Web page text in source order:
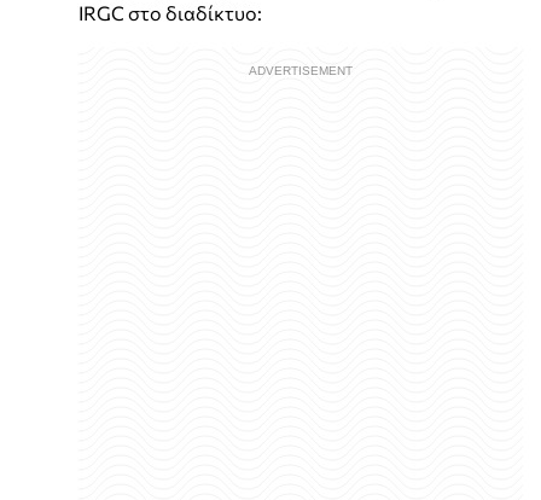
IRGC στο διαδίκτυο: